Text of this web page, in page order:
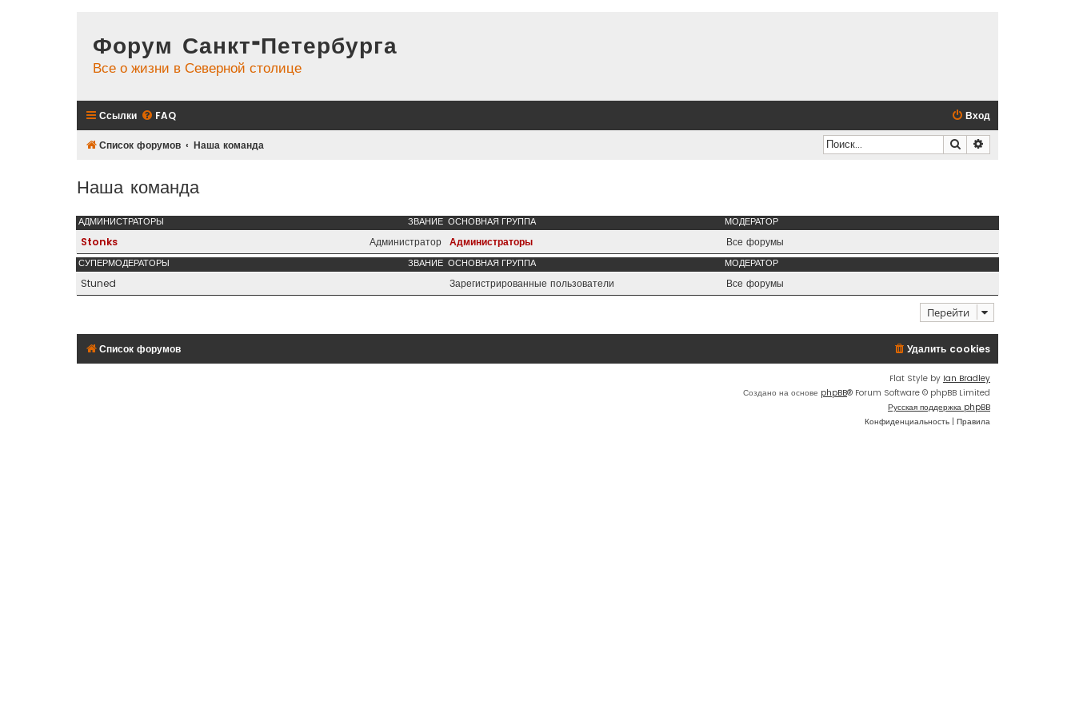
Форум Санкт-Петербурга
Все о жизни в Северной столице
Ссылки FAQ Вход
Список форумов Наша команда Поиск
Наша команда
ЗВАНИЕ
АДМИНИСТРАТОРЫ ОСНОВНАЯ ГРУППА МОДЕРАТОР
Администратор
Stonks Администраторы Все форумы
ЗВАНИЕ
СУПЕРМОДЕРАТОРЫ ОСНОВНАЯ ГРУППА МОДЕРАТОР
Stuned Зарегистрированные пользователи Все форумы
Перейти
Список форумов Удалить cookies
Flat Style by Ian Bradley
Создано на основе phpBB® Forum Software © phpBB Limited
Русская поддержка phpBB
Конфиденциальность | Правила